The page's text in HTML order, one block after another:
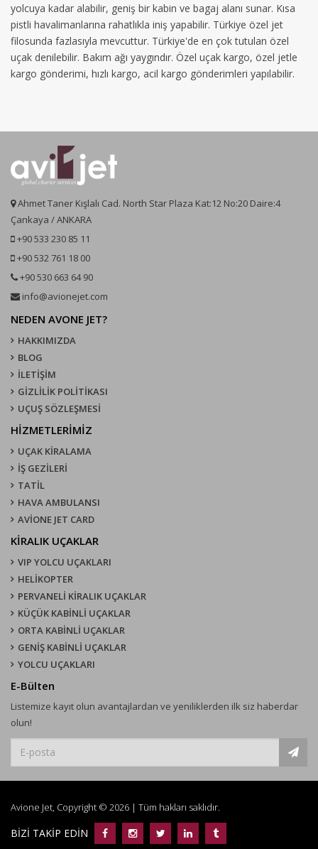
yolcuya kadar alabilir, geniş bir kabin ve bagaj alanı sunar. Kısa
pistli havalimanlarına rahatlıkla iniş yapabilir. Türkiye özel jet
filosunda fazlasıyla mevcuttur. Türkiye'de en çok tutulan özel
uçak denilebilir. Bakım ağı yaygındır. Özel uçak kargo, özel jetle
kargo gönderimi, hızlı kargo, acil kargo gönderimleri yapılabilir.
Ahmet Taner Kışlalı Cad. North Star Plaza Kat:12 No:20 Daire:4
Çankaya / ANKARA
+90 533 230 85 11
+90 532 761 18 00
+90 530 663 64 90
info@avionejet.com
NEDEN AVONE JET?
HAKKIMIZDA
BLOG
İLETİŞİM
GİZLİLİK POLİTİKASI
UÇUŞ SÖZLEŞMESI
HİZMETLERİMİZ
UÇAK KIRALAMA
İŞ GEZİLERİ
TATİL
HAVA AMBULANSI
AVİONE JET CARD
KIRALIK UÇAKLAR
VIP YOLCU UÇAKLARI
HELİKOPTER
PERVANELİ KİRALIK UÇAKLAR
KÜÇÜK KABİNLİ UÇAKLAR
ORTA KABİNLİ UÇAKLAR
GENİŞ KABİNLİ UÇAKLAR
YOLCU UÇAKLARI
E-Bülten
Listemize kayıt olun avantajlardan ve yeniliklerden ilk siz haberdar
olun!
Avione Jet, Copyright © 2026 | Tüm hakları saklıdır.
BİZİ TAKİP EDİN